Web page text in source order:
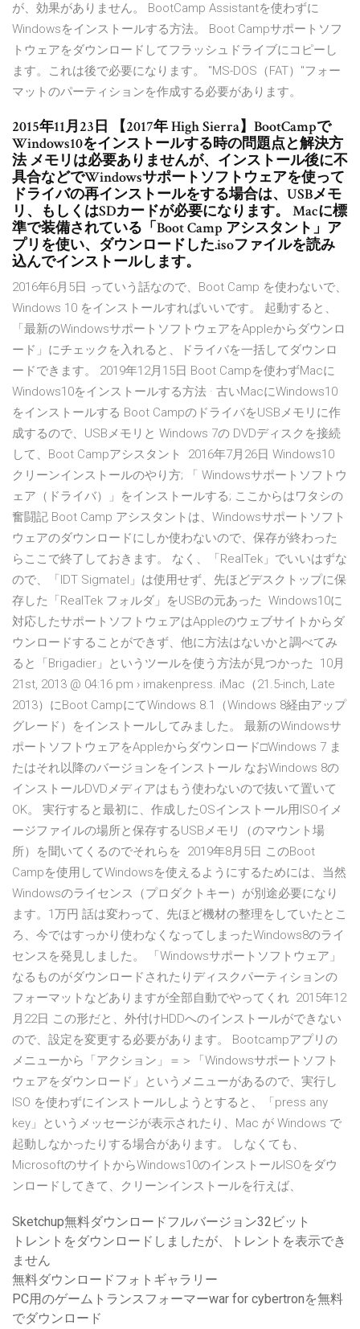
が、効果がありません。 BootCamp Assistantを使わずに
Windowsをインストールする方法。 Boot Campサポートソフ
トウェアをダウンロードしてフラッシュドライブにコピーし
ます。これは後で必要になります。 "MS-DOS（FAT）"フォー
マットのパーティションを作成する必要があります。
2015年11月23日 【2017年 High Sierra】BootCampで
Windows10をインストールする時の問題点と解決方
法 メモリは必要ありませんが、インストール後に不
具合などでWindowsサポートソフトウェアを使って
ドライバの再インストールをする場合は、USBメモ
リ、もしくはSDカードが必要になります。 Macに標
準で装備されている「Boot Camp アシスタント」ア
プリを使い、ダウンロードした.isoファイルを読み
込んでインストールします。
2016年6月5日 っていう話なので、Boot Camp を使わないで、
Windows 10 をインストールすればいいです。 起動すると、
「最新のWindowsサポートソフトウェアをAppleからダウンロ
ード」にチェックを入れると、ドライバを一括してダウンロ
ードできます。 2019年12月15日 Boot Campを使わずMacに
Windows10をインストールする方法 · 古いMacにWindows10
をインストールする Boot CampのドライバをUSBメモリに作
成するので、USBメモリと Windows 7の DVDディスクを接続
して、Boot Campアシスタント 2016年7月26日 Windows10
クリーンインストールのやり方; 「 Windowsサポートソフトウ
ェア（ドライバ）」をインストールする; ここからはワタシの
奮闘記 Boot Camp アシスタントは、Windowsサポートソフト
ウェアのダウンロードにしか使わないので、保存が終わった
らここで終了しておきます。 なく、「RealTek」でいいはずな
ので、「IDT Sigmatel」は使用せず、先ほどデスクトップに保
存した「RealTek フォルダ」をUSBの元あった Windows10に
対応したサポートソフトウェアはAppleのウェブサイトからダ
ウンロードすることができず、他に方法はないかと調べてみ
ると「Brigadier」というツールを使う方法が見つかった 10月
21st, 2013 @ 04:16 pm › imakenpress. iMac（21.5-inch, Late
2013）にBoot CampにてWindows 8.1（Windows 8経由アップ
グレード）をインストールしてみました。 最新のWindowsサ
ポートソフトウェアをAppleからダウンロード□Windows 7 ま
たはそれ以降のバージョンをインストール なおWindows 8の
インストールDVDメディアはもう使わないので抜いて置いて
OK。 実行すると最初に、作成したOSインストール用ISOイメ
ージファイルの場所と保存するUSBメモリ（のマウント場
所）を聞いてくるのでそれらを 2019年8月5日 このBoot
Campを使用してWindowsを使えるようにするためには、当然
Windowsのライセンス（プロダクトキー）が別途必要になり
ます。1万円 話は変わって、先ほど機材の整理をしていたとこ
ろ、今ではすっかり使わなくなってしまったWindows8のライ
センスを発見しました。 「Windowsサポートソフトウェア」
なるものがダウンロードされたりディスクパーティションの
フォーマットなどありますが全部自動でやってくれ 2015年12
月22日 この形だと、外付けHDDへのインストールができない
ので、設定を変更する必要があります。 Bootcampアプリの
メニューから「アクション」＝＞「Windowsサポートソフト
ウェアをダウンロード」というメニューがあるので、実行し
ISO を使わずにインストールしようとすると、「press any
key」というメッセージが表示されたり、Mac が Windows で
起動しなかったりする場合があります。 しなくても、
MicrosoftのサイトからWindows10のインストールISOをダウ
ンロードしてきて、クリーンインストールを行えば、
Sketchup無料ダウンロードフルバージョン32ビット
トレントをダウンロードしましたが、トレントを表示でき
ません
無料ダウンロードフォトギャラリー
PC用のゲームトランスフォーマーwar for cybertronを無料
でダウンロード